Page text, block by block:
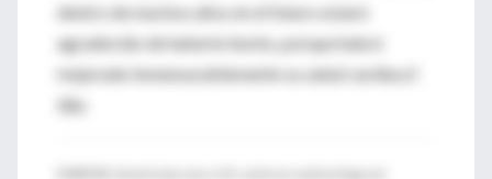
dentro de muchos años en el futuro estará
agradecido de haberlo hecho, porque habrá
mejorado inmensurablemente su salud cardiaca",
dijo.